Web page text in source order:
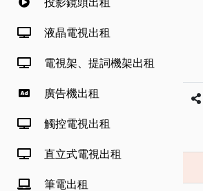
投影鏡頭出租
液晶電視出租
電視架、提詞機架出租
廣告機出租
觸控電視出租
直立式電視出租
筆電出租